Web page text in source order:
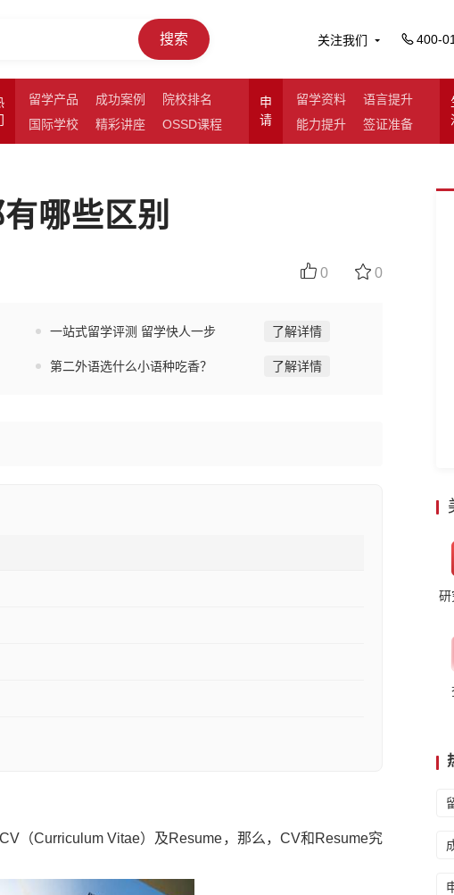
搜索 关注我们 400-
留学产品 成功案例
院校排名
国际学校
精彩讲座 OSSD课程
申
请
留学资料
语言提升
能力提升
签证准备
哪些区别
0 0
一站式留学评测 留学快人一步 了解详情
第二外语选什么小语种吃香？ 了解详情
（Curriculum Vitae）及Resume，那么，CV和Resume究
研